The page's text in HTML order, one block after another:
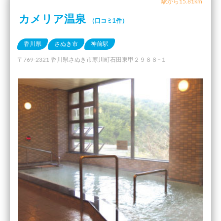
駅から15.81km
カメリア温泉 （口コミ1件）
香川県 さぬき市 神前駅
〒769-2321 香川県さぬき市寒川町石田東甲２９８８−１